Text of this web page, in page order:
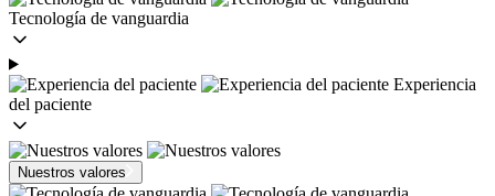
Tecnología de vanguardia
Experiencia
del paciente
Nuestros valores